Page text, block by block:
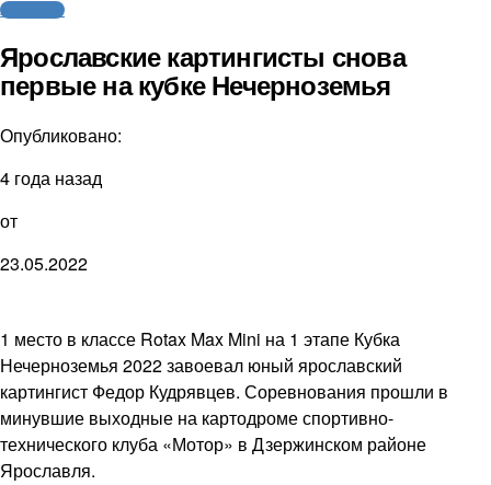
Автоспорт
Ярославские картингисты снова
первые на кубке Нечерноземья
Опубликовано:
4 года назад
от
23.05.2022
1 место в классе Rotax Max Mini на 1 этапе Кубка
Нечерноземья 2022 завоевал юный ярославский
картингист Федор Кудрявцев. Соревнования прошли в
минувшие выходные на картодроме спортивно-
технического клуба «Мотор» в Дзержинском районе
Ярославля.